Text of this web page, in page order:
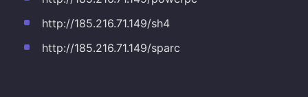
http://185.216.71.149/sh4
http://185.216.71.149/sparc